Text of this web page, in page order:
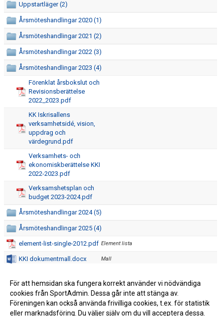
Uppstartläger (2)
Årsmöteshandlingar 2020 (1)
Årsmöteshandlingar 2021 (2)
Årsmöteshandlingar 2022 (3)
Årsmöteshandlingar 2023 (4)
Förenklat årsbokslut och
Revisionsberättelse
2022_2023.pdf
KK Iskrisallens
verksamhetsidé, vision,
uppdrag och
värdegrund.pdf
Verksamhets- och
ekonomiskberättelse KKI
2022-2023.pdf
Verksamshetsplan och
budget 2023-2024.pdf
Årsmöteshandlingar 2024 (5)
Årsmöteshandlingar 2025 (4)
element-list-single-2012.pdf Element lista
KKI dokumentmall.docx Mall
administration.pdf
Årshjul-Excel KKI åkare.pdf Årshjul för åkaren
För att hemsidan ska fungera korrekt använder vi nödvändiga
cookies från SportAdmin. Dessa går inte att stänga av.
Föreningen kan också använda frivilliga cookies, t.ex. för statistik
eller marknadsföring. Du väljer själv om du vill acceptera dessa.